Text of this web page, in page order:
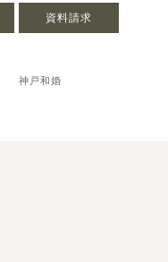
資料請求
神戸和婚